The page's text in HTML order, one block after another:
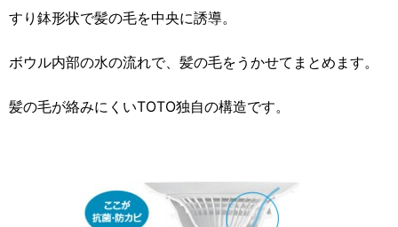
すり鉢形状で髪の毛を中央に誘導。
ボウル内部の水の流れで、髪の毛をうかせてまとめます。
髪の毛が絡みにくいTOTO独自の構造です。